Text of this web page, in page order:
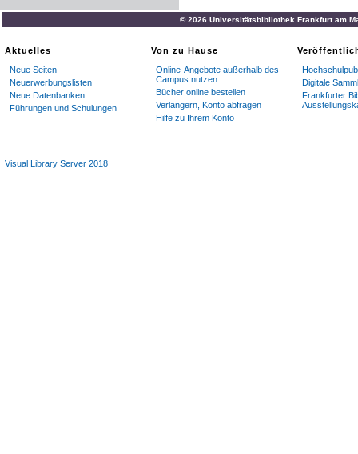
© 2026 Universitätsbibliothek Frankfurt am
Aktuelles
Neue Seiten
Neuerwerbungslisten
Neue Datenbanken
Führungen und Schulungen
Von zu Hause
Online-Angebote außerhalb des
Campus nutzen
Bücher online bestellen
Verlängern, Konto abfragen
Hilfe zu Ihrem Konto
Digitale
Frankfurter
Visual Library Server 2018